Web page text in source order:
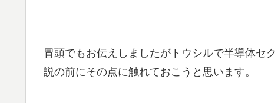
冒頭でもお伝えしましたがトウシルで半導体セ
説の前にその点に触れておこうと思います。